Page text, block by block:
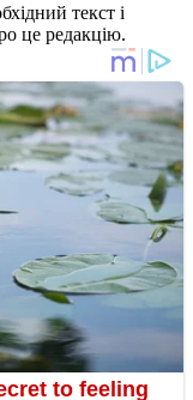
текст і
це редакцію.